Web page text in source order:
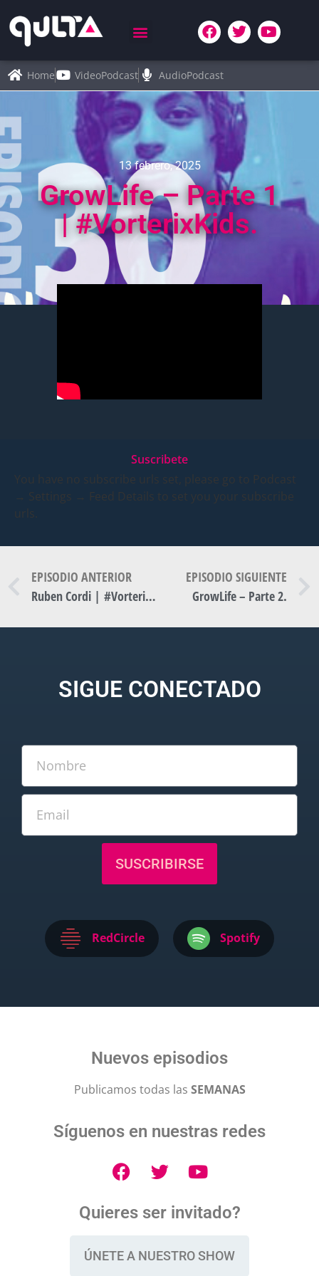
Home VideoPodcast AudioPodcast
13 febrero, 2025
GrowLife – Parte 1
| #VorterixKids.
Suscribete
You have no subscribe urls set, please go to Podcast
→ Settings → Feed Details to set you your subscribe
urls.
EPISODIO ANTERIOR
Ruben Cordi | #VorterixKids
EPISODIO SIGUIENTE
GrowLife – Parte 2.
SIGUE CONECTADO
SUSCRIBIRSE
RedCircle Spotify
Nuevos episodios
Publicamos todas las SEMANAS
Síguenos en nuestras redes
Quieres ser invitado?
ÚNETE A NUESTRO SHOW